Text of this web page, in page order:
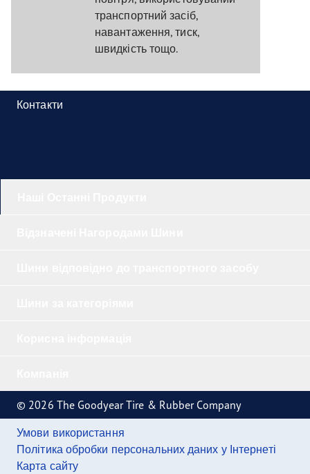
транспортний засіб,
навантаження, тиск,
швидкість тощо.
Контакти
© 2026 The Goodyear Tire & Rubber Company
Умови використання
Політика обробки персональних даних у Інтернеті
Карта сайту